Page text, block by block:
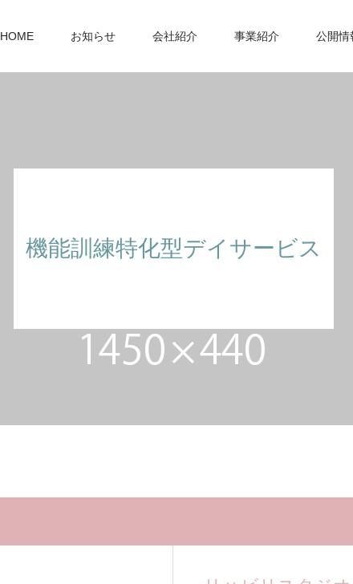
HOME お知らせ 会社紹介 事業紹介 公開情
機能訓練特化型デイサービス